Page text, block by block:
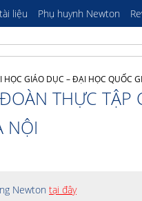
liệu Phụ huynh Newton
GIÁO DỤC – ĐẠI HỌC QUỐC
THỰC TẬP
NỘI
Newton tại đây